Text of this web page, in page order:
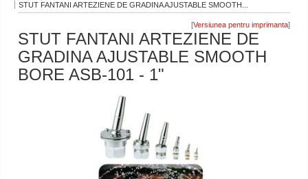
STUT FANTANI ARTEZIENE DE GRADINA AJUSTABLE SMOOTH...
[ ]
STUT FANTANI ARTEZIENE DE
GRADINA AJUSTABLE SMOOTH
BORE ASB-101 - 1"